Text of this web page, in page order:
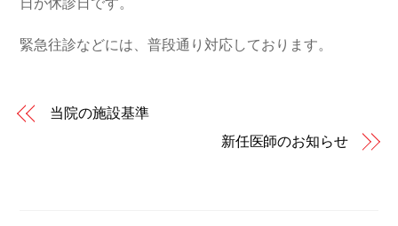
緊急往診などには、普段通り対応しております。
当院の施設基準
新任医師のお知らせ